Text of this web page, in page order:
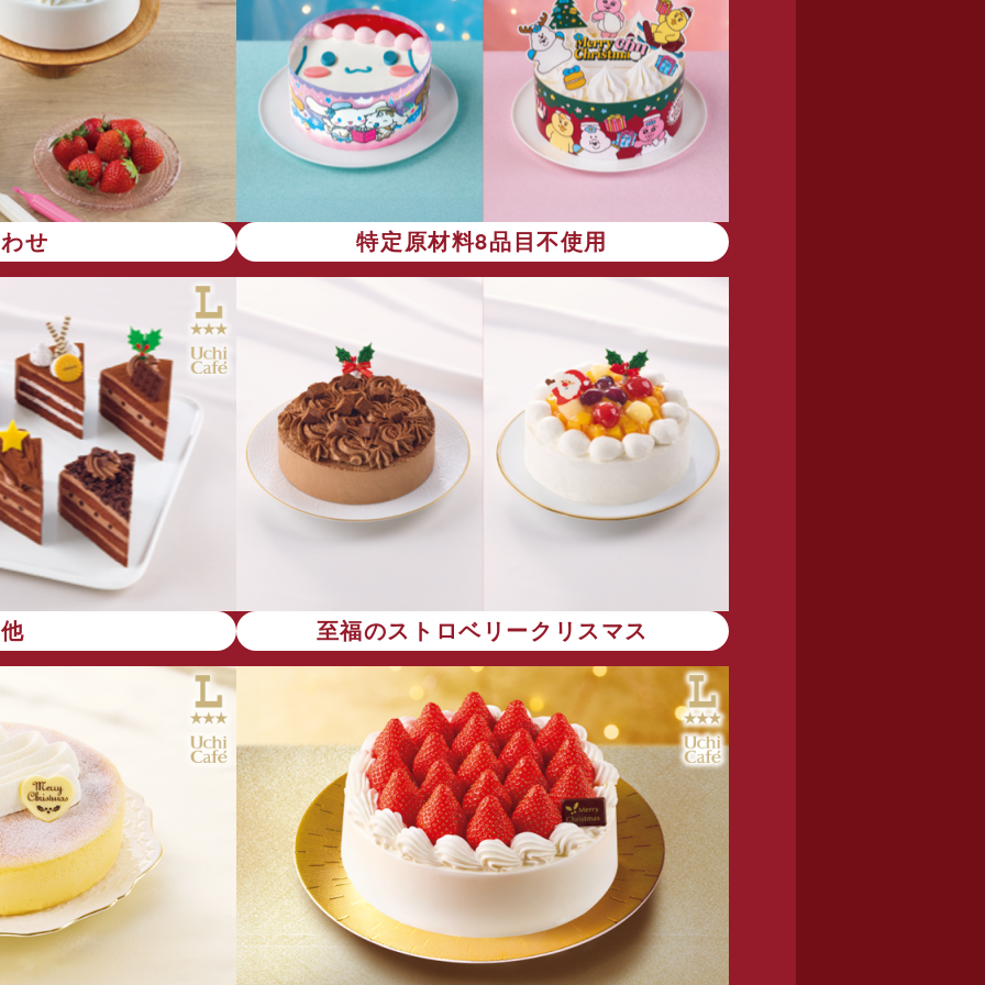
せ 特定原材料8品目不使用
至福のストロベリークリスマス